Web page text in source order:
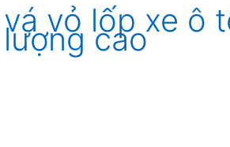
vá vỏ lốp xe ô
lượng cao